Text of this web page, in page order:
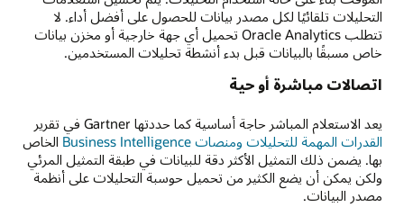
النطاق
لـ
Oracle
Cloud
Infrastructure
لخدمات
بحيرة
البيانات،
بما
في
ذلك
التحليلات تلقائيًا لكل مصدر بيانات للحصول على أفضل أداء. لا
تتطلب Oracle Analytics تحميل أي جهة خارجية أو مخزن بيانات
خاص مسبقًا بالبيانات قبل بدء أنشطة تحليلات المستخدمين.
اتصالات مباشرة أو حية
يعد الاستعلام المباشر حاجة أساسية كما حددتها Gartner في تقرير
القدرات المهمة للتحليلات ومنصات Business Intelligence
الخاص
بها. يضمن ذلك التمثيل الأكثر دقة للبيانات في طبقة التمثيل المرئي
ولكن يمكن أن يضع الكثير من تحميل حوسبة التحليلات على أنظمة
مصدر البيانات.